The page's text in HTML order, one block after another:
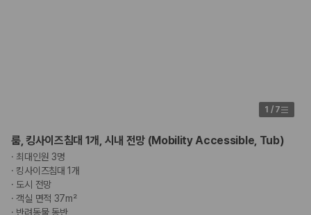
1 / 7
룸, 킹사이즈침대 1개, 시내 전망 (Mobility Accessible, Tub)
· 최대인원 3명
·킹사이즈침대 1개
· 도시 전망
·객실 면적 37m²
· 반려동물 동반